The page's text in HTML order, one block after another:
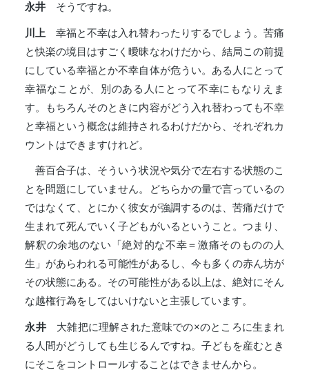
永井 そうですね。
川上 幸福と不幸は入れ替わったりするでしょう。苦痛
と快楽の境目はすごく曖昧なわけだから、結局この前提
にしている幸福とか不幸自体が危うい。ある人にとって
幸福なことが、別のある人にとって不幸にもなりえま
す。もちろんそのときに内容がどう入れ替わっても不幸
と幸福という概念は維持されるわけだから、それぞれカ
ウントはできますけれど。
善百合子は、そういう状況や気分で左右する状態のこ
とを問題にしていません。どちらかの量で言っているの
ではなくて、とにかく彼女が強調するのは、苦痛だけで
生まれて死んでいく子どもがいるということ。つまり、
解釈の余地のない「絶対的な不幸＝激痛そのものの人
生」があらわれる可能性があるし、今も多くの赤ん坊が
その状態にある。その可能性がある以上は、絶対にそん
な越権行為をしてはいけないと主張しています。
永井大雑把に理解された意味での×のところに生まれ
る人間がどうしても生じるんですね。子どもを産むとき
にそこをコントロールすることはできませんから。